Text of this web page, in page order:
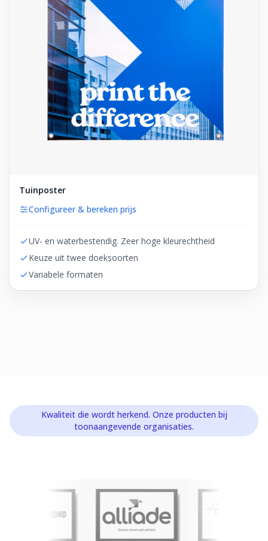
Tuinposter
Configureer & bereken prijs
UV- en waterbestendig. Zeer hoge kleurechtheid
Keuze uit twee doeksoorten
Variabele formaten
Kwaliteit die wordt herkend. Onze producten bij
toonaangevende organisaties.